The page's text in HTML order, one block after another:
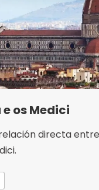
os Medici
directa